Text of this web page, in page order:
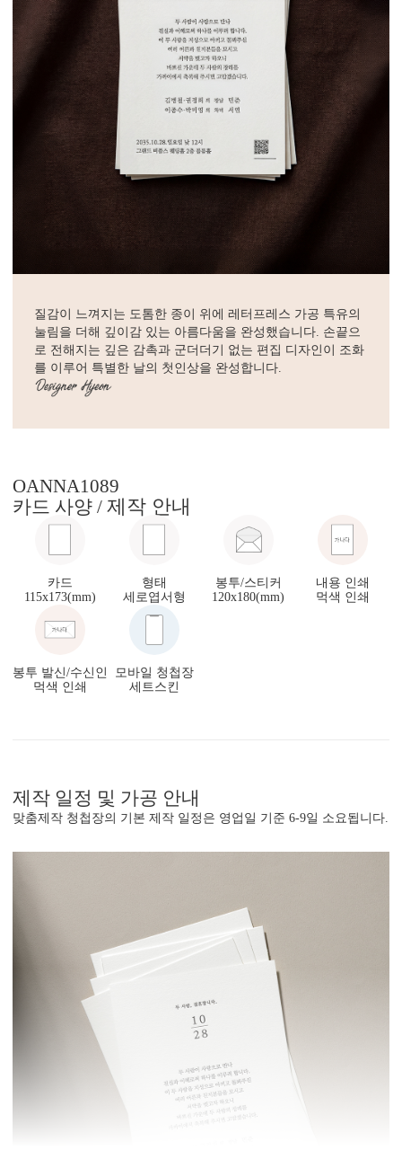
질감이 느껴지는 도톰한 종이 위에 레터프레스 가공 특유의
눌림을 더해 깊이감 있는 아름다움을 완성했습니다. 손끝으
로 전해지는 깊은 감촉과 군더더기 없는 편집 디자인이 조화
를 이루어 특별한 날의 첫인상을 완성합니다.
OANNA1089
카드 사양 / 제작 안내
카드
115x173(mm)
형태
세로엽서형
봉투/스티커
120x180(mm)
내용 인쇄
먹색 인쇄
봉투 발신/수신인
먹색 인쇄
모바일 청첩장
세트스킨
제작 일정 및 가공 안내
맞춤제작 청첩장의 기본 제작 일정은 영업일 기준 6-9일 소요됩니다.